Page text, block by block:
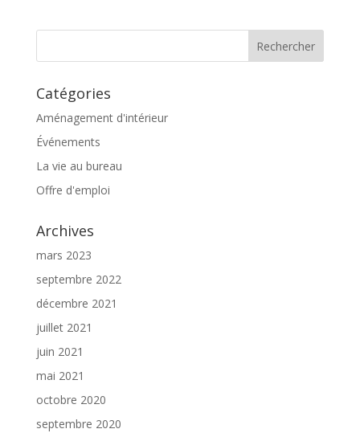
Catégories
Aménagement d'intérieur
Événements
La vie au bureau
Offre d'emploi
Archives
mars 2023
septembre 2022
décembre 2021
juillet 2021
juin 2021
mai 2021
octobre 2020
septembre 2020